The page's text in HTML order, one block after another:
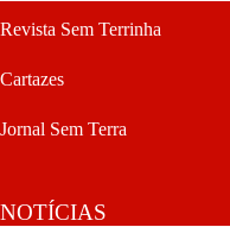
Revista Sem Terrinha
Cartazes
Jornal Sem Terra
NOTÍCIAS